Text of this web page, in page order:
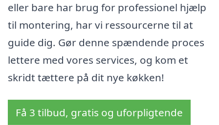
eller bare har brug for professionel hjælp
til montering, har vi ressourcerne til at
guide dig. Gør denne spændende proces
lettere med vores services, og kom et
skridt tættere på dit nye køkken!
Få 3 tilbud, gratis og uforpligtende